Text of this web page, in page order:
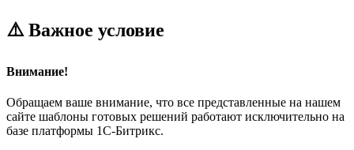
⚠️ Важное условие
Внимание!
Обращаем ваше внимание, что все представленные на нашем
сайте шаблоны готовых решений работают исключительно на
базе платформы 1С-Битрикс.